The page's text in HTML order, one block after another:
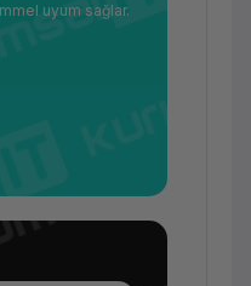
uyum sağlar.